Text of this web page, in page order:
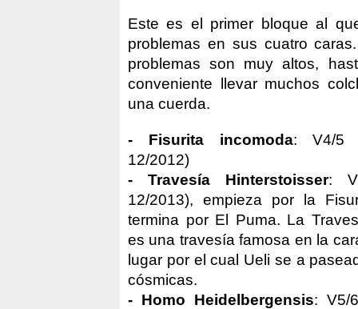
Este es el primer bloque al
problemas en sus cuatro
problemas son muy altos,
conveniente llevar muchos
una cuerda.
- Fisurita incomoda: V4/5
12/2012)
- Travesía Hinterstoisser:
12/2013), empieza por la
termina por El Puma. La
es una travesía famosa en la
lugar por el cual Ueli se a
cósmicas.
- Homo Heidelbergensis: V5/